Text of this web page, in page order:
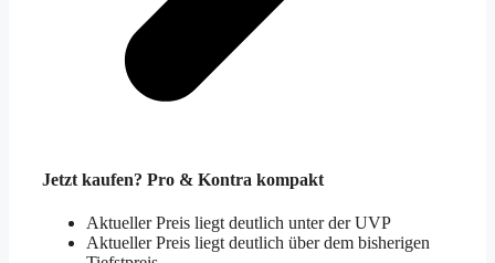
Jetzt kaufen? Pro & Kontra kompakt
Aktueller Preis liegt deutlich unter der UVP
Aktueller Preis liegt deutlich über dem bisherigen